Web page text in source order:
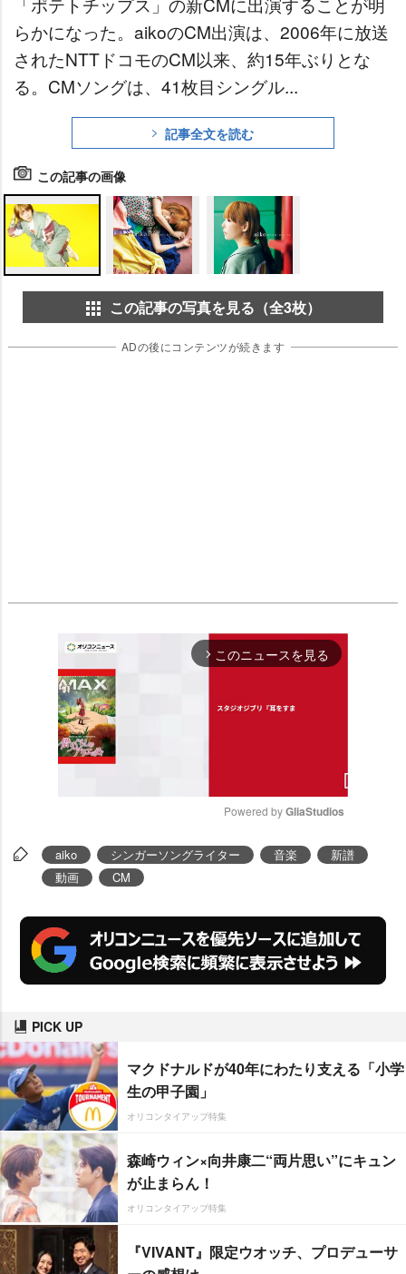
らかになった。aikoのCM出演は、2006年に放送
されたNTTドコモのCM以来、約15年ぶりとな
る。CMソングは、41枚目シングル...
記事全文を読む
この記事の画像
この記事の写真を見る（全3枚）
ADの後にコンテンツが続きます
arrow_forward_ios このニュースを見る
M
u
Powered by GliaStudios
aiko シンガーソングライター 音楽
新譜
動画
CM
PICK UP
マクドナルドが40年にわたり支える「小学
生の甲子園」
オリコンタイアップ特集
森崎ウィン×向井康二“両片思い”にキュン
が止まらん！
オリコンタイアップ特集
『VIVANT』限定ウオッチ、プロデューサ